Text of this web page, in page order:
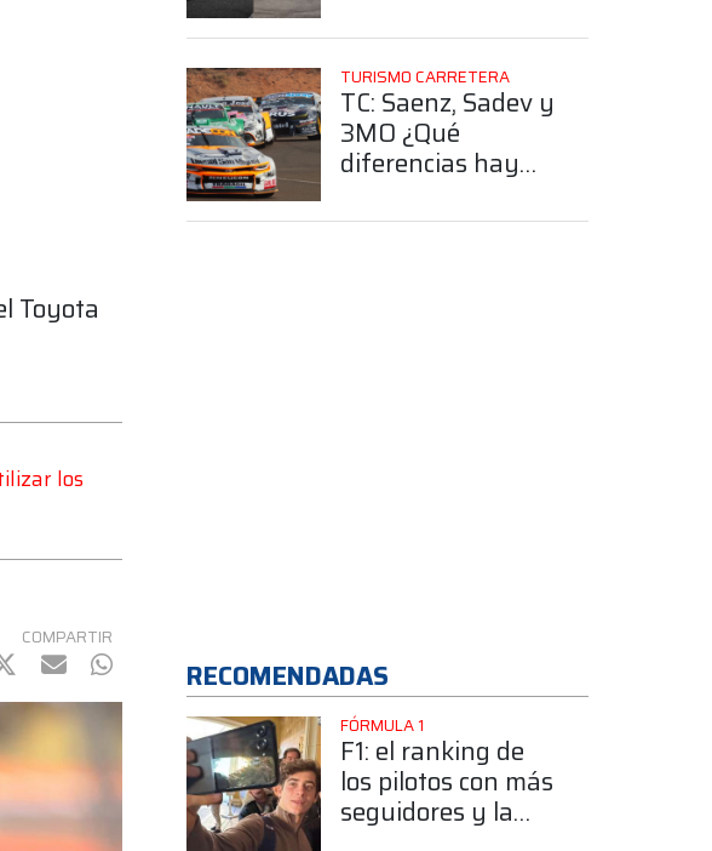
Toyota
los
COMPARTIR
mail WhatsApp
Rafaela
TURISMO CARRETERA
TC: Saenz, Sadev y
3MO ¿Qué
diferencias hay
que pueden
RECOMENDADAS
FÓRMULA 1
F1: el ranking de
los pilotos con más
seguidores y la